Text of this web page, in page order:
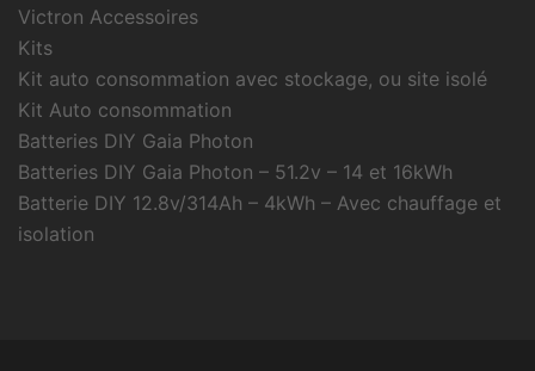
Victron Accessoires
Kits
Kit auto consommation avec stockage, ou site isolé
Kit Auto consommation
Batteries DIY Gaia Photon
Batteries DIY Gaia Photon – 51.2v – 14 et 16kWh
Batterie DIY 12.8v/314Ah – 4kWh – Avec chauffage et
isolation